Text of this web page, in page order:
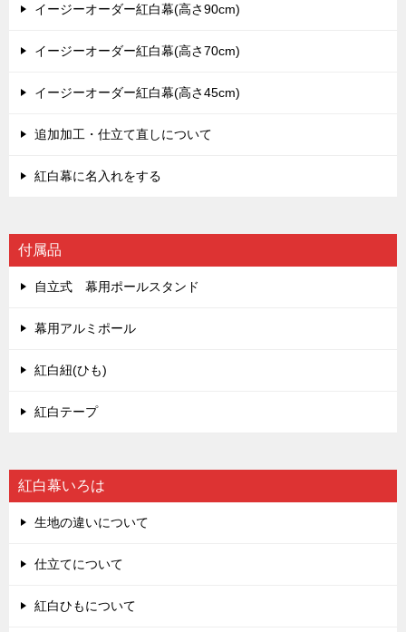
イージーオーダー紅白幕(高さ90cm)
イージーオーダー紅白幕(高さ70cm)
イージーオーダー紅白幕(高さ45cm)
追加加工・仕立て直しについて
紅白幕に名入れをする
付属品
自立式 幕用ポールスタンド
幕用アルミポール
紅白紐(ひも)
紅白テープ
紅白幕いろは
生地の違いについて
仕立てについて
紅白ひもについて